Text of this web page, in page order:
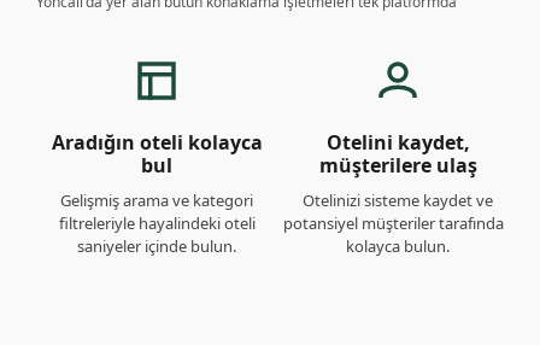
Aradığın oteli kolayca
bul
Gelişmiş arama ve kategori
filtreleriyle hayalindeki oteli
saniyeler içinde bulun.
Otelini kaydet,
müşterilere ulaş
Otelinizi sisteme kaydet ve
potansiyel müşteriler tarafından
kolayca bulun.